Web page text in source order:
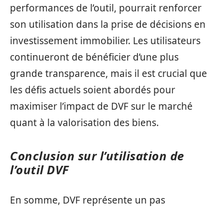
performances de l’outil, pourrait renforcer
son utilisation dans la prise de décisions en
investissement immobilier. Les utilisateurs
continueront de bénéficier d’une plus
grande transparence, mais il est crucial que
les défis actuels soient abordés pour
maximiser l’impact de DVF sur le marché
quant à la valorisation des biens.
Conclusion sur l’utilisation de
l’outil DVF
En somme, DVF représente un pas